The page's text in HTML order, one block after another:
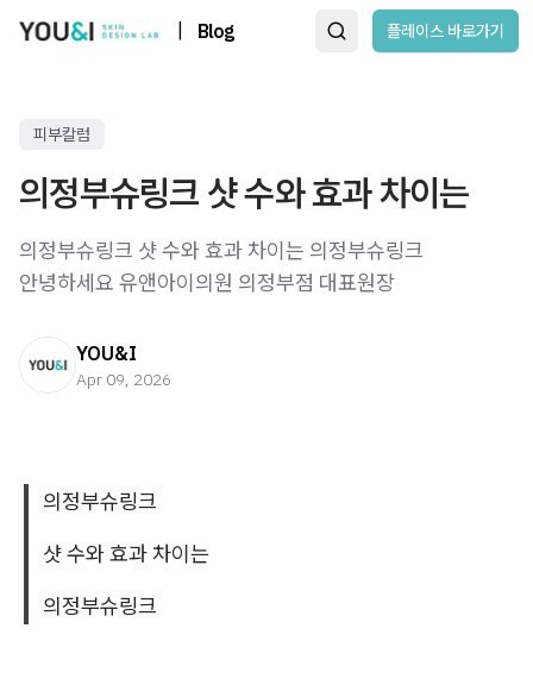
Blog 플레이스 바로가기
피부칼럼
의정부슈링크 샷 수와 효과 차이는
의정부슈링크 샷 수와 효과 차이는 의정부슈링크 ​
안녕하세요 유앤아이의원 의정부점 대표원장
YOU&I
Apr 09, 2026
의정부슈링크
샷 수와 효과 차이는
의정부슈링크